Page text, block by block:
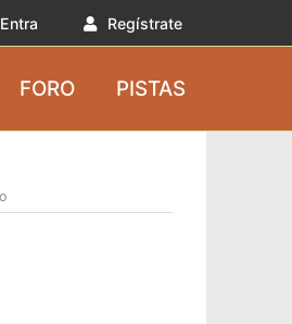
Entra Regístrate
FORO PISTAS